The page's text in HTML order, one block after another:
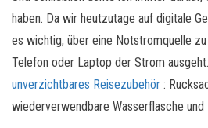
haben. Da wir heutzutage auf digitale
es wichtig, über eine Notstromquelle
Telefon oder Laptop der Strom
unverzichtbares Reisezubehör :
wiederverwendbare Wasserflasche und